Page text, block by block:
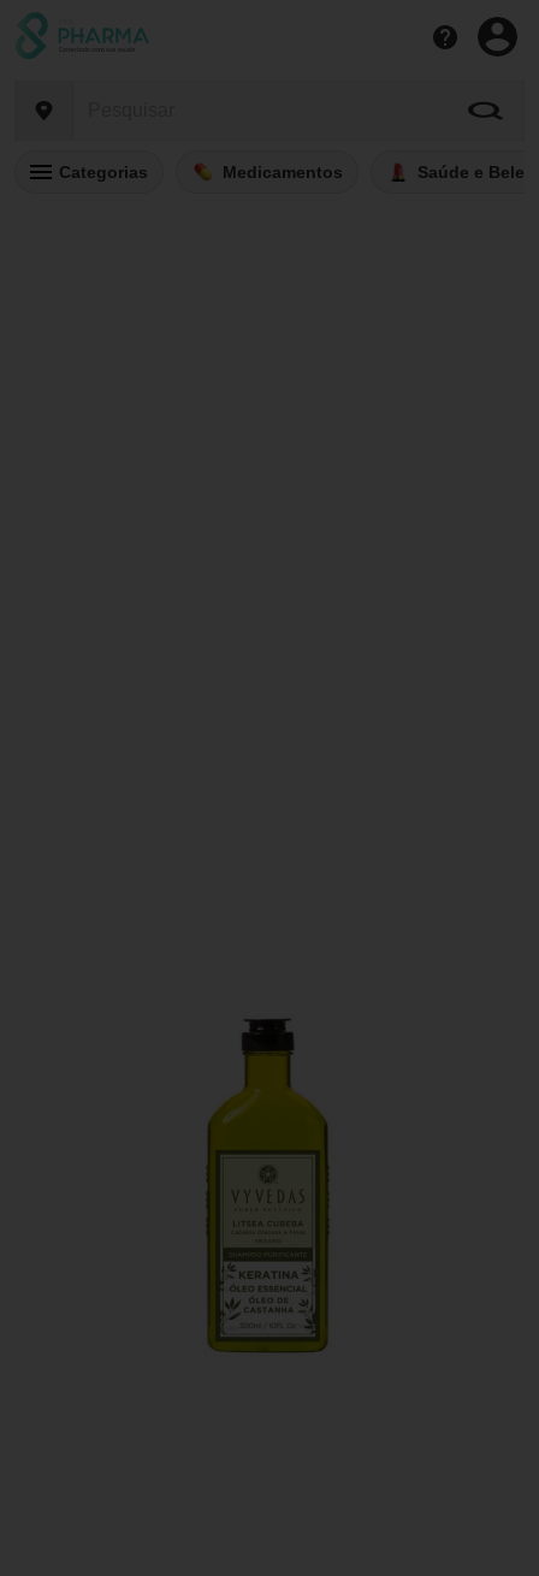
Categorias Medicamentos Saúde e